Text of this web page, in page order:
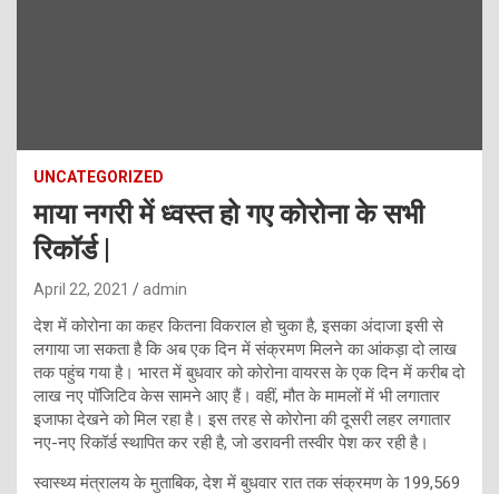
UNCATEGORIZED
माया नगरी में ध्वस्त हो गए कोरोना के सभी
रिकॉर्ड |
April 22, 2021 admin
देश में कोरोना का कहर कितना विकराल हो चुका है, इसका अंदाजा इसी से
लगाया जा सकता है कि अब एक दिन में संक्रमण मिलने का आंकड़ा दो लाख
तक पहुंच गया है। भारत में बुधवार को कोरोना वायरस के एक दिन में करीब दो
लाख नए पॉजिटिव केस सामने आए हैं। वहीं, मौत के मामलों में भी लगातार
इजाफा देखने को मिल रहा है। इस तरह से कोरोना की दूसरी लहर लगातार
नए-नए रिकॉर्ड स्थापित कर रही है, जो डरावनी तस्वीर पेश कर रही है।
स्वास्थ्य मंत्रालय के मुताबिक, देश में बुधवार रात तक संक्रमण के 199,569